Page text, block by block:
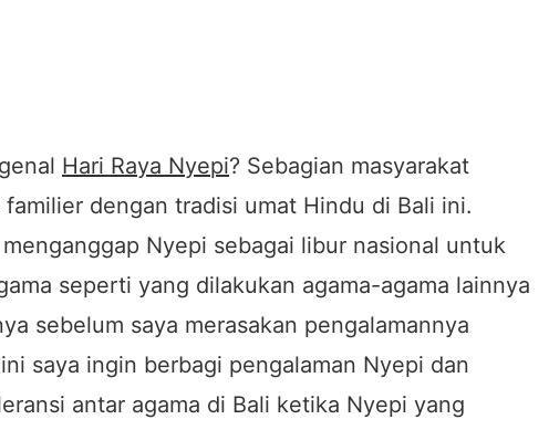
Hari Raya Nyepi? Sebagian masyarakat
dengan tradisi umat Hindu di Bali ini.
Nyepi sebagai libur nasional untuk
seperti yang dilakukan agama-agama lainnya
sebelum saya merasakan pengalamannya
saya ingin berbagi pengalaman Nyepi dan
antar agama di Bali ketika Nyepi yang